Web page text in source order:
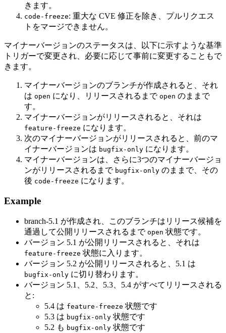
きます。
code-freeze: 重大な CVE 修正を除き、プルリクエス
トをマージできません。
マイナーバージョンのステータスは、以下に示すような基準
トリガーで変更され、必要に応じて事前に変更することもで
きます。
マイナーバージョンのブランチが作成されると、それ
は open になり、リリースされるまで open のままで
す。
マイナーバージョンがリリースされると、それは
feature-freeze になります。
次のマイナーバージョンがリリースされると、前のマ
イナーバージョンは bugfix-only になります。
マイナーバージョンは、さらに3つのマイナーバージョ
ンがリリースされるまで bugfix-only のままで、その
後 code-freeze になります。
Example
branch-5.1 が作成され、このブランチはリリース候補を
通過して公開リリースされるまで open 状態です。
バージョン 5.1 が公開リリースされると、それは
feature-freeze 状態に入ります。
バージョン 5.2 が公開リリースされると、5.1 は
bugfix-only に切り替わります。
バージョン 5.1、5.2、5.3、5.4 がすべてリリースされる
と:
5.4 は feature-freeze 状態です
5.3 は bugfix-only 状態です
5.2 も bugfix-only 状態です